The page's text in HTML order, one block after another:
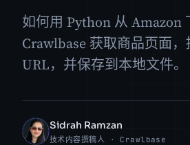
如何用 Python 从 Amazon
Crawlbase 获取商品页面
URL，并保存到本地文件。
SR
Sidrah Ramzan
技术内容撰稿人 · Crawlbase